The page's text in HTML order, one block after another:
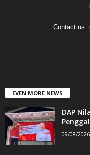
Contact us:
EVEN MORE NEWS
DAP
Penggal
09/08/2026